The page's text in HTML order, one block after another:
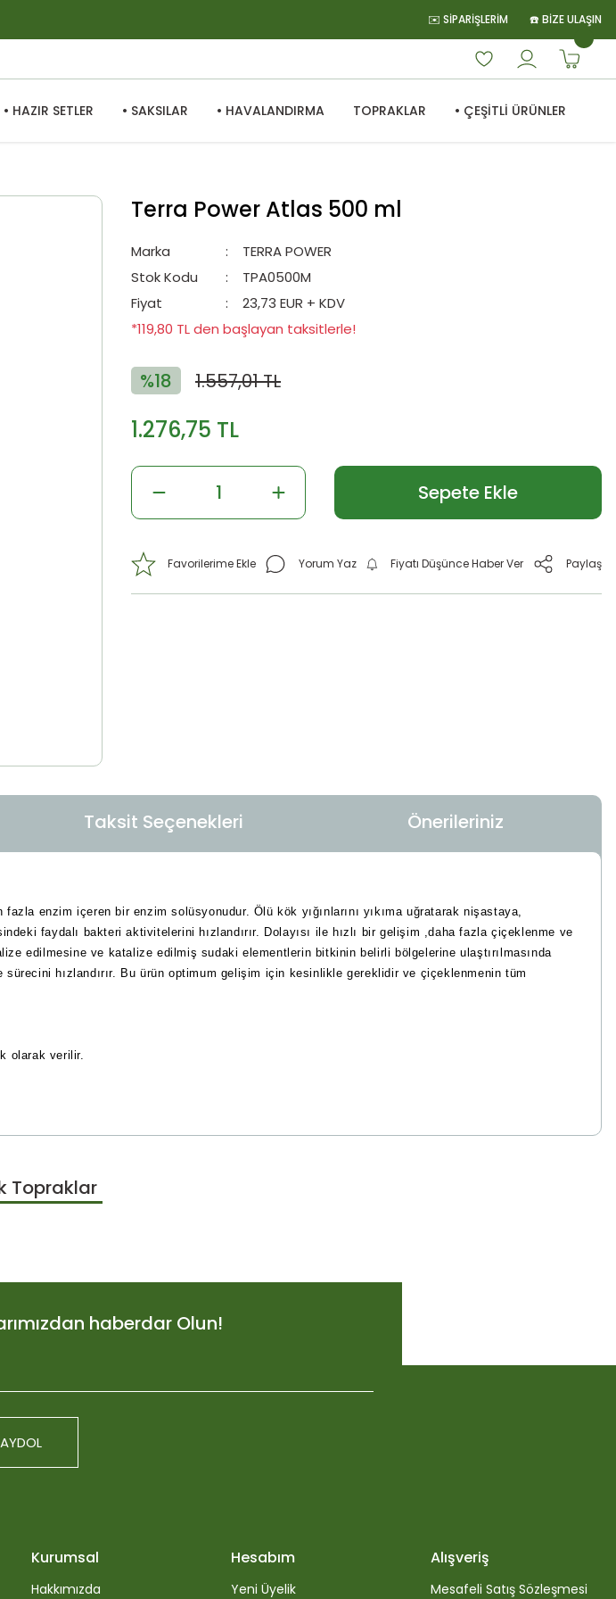
✉️ SİPARİŞLERİM ☎️ BİZE ULAŞIN
• HAZIR SETLER • SAKSILAR • HAVALANDIRMA TOPRAKLAR • ÇEŞİTLİ ÜRÜNLER
Terra Power Atlas 500 ml
Marka
TERRA POWER
Stok Kodu
TPA0500M
Fiyat
23,73 EUR + KDV
*119,80 TL den başlayan taksitlerle!
%18 1.557,01 TL
1.276,75 TL
Sepete Ekle
Taksit Seçenekleri Önerileriniz
enzim içeren bir enzim solüsyonudur. Ölü kök yığınlarını yıkıma uğratarak nişastaya,
faydalı bakteri aktivitelerini hızlandırır. Dolayısı ile hızlı bir gelişim ,daha fazla çiçeklenme ve
edilmesine ve katalize edilmiş sudaki elementlerin bitkinin belirli bölgelerine ulaştırılmasında
hızlandırır. Bu ürün optimum gelişim için kesinlikle gereklidir ve çiçeklenmenin tüm
olarak verilir.
siz yapın!
Topraklar
633,74
haberdar Olun!
Kurumsal
Hakkımızda
Hesabım
Yeni Üyelik
Alışveriş
Mesafeli Satış Sözleşmesi